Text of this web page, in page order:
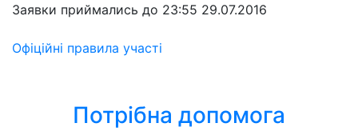
Заявки приймались до 23:55 29.07.2016
Офіційні правила участі
Потрібна допомога